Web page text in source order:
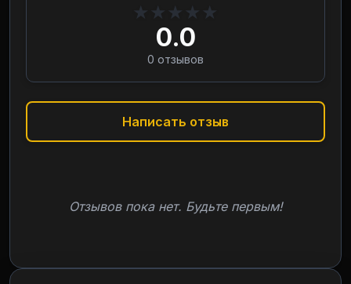
★ ★ ★ ★ ★
0.0
0 отзывов
Написать отзыв
Отзывов пока нет. Будьте первым!